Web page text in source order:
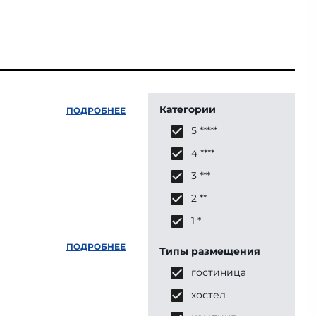
ПОДРОБНЕЕ
ПОДРОБНЕЕ
Категории
5 *****
4 ****
3 ***
2 **
1 *
Типы размещения
гостиница
хостел